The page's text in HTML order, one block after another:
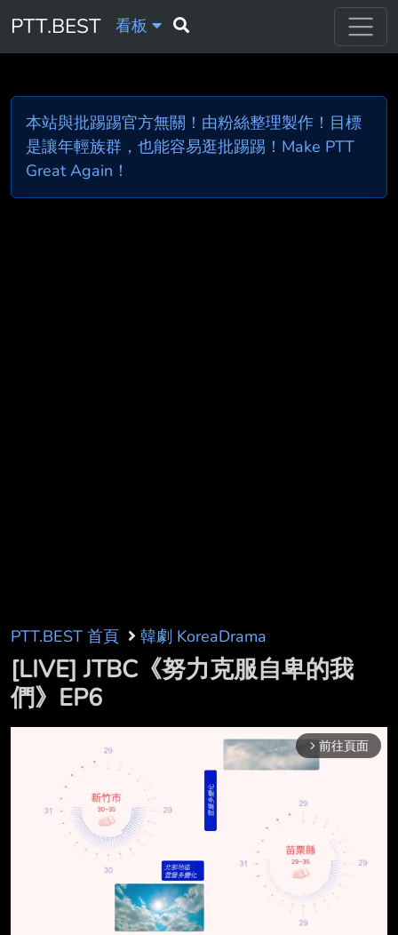
PTT.BEST 看板
本站與批踢踢官方無關！由粉絲整理製作！目標
是讓年輕族群，也能容易逛批踢踢！Make PTT
Great Again！
PTT.BEST 首頁 韓劇 KoreaDrama
[LIVE] JTBC《努力克服自卑的我
們》EP6
arrow_forward_ios 前往頁面